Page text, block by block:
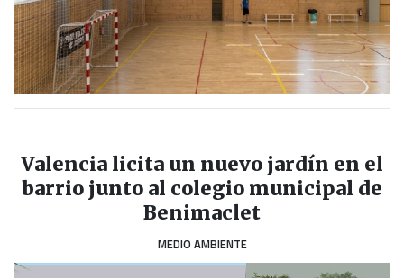
Valencia licita un nuevo jardín en el
barrio junto al colegio municipal de
Benimaclet
MEDIO AMBIENTE